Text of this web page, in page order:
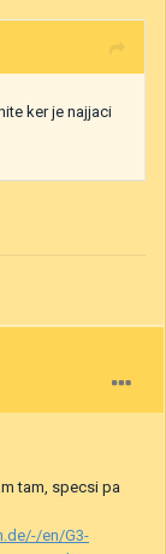
ker je najjaci
tam, specsi pa
en/G3-